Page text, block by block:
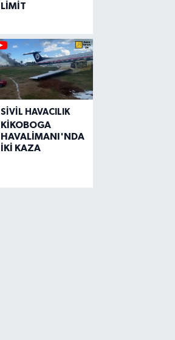
LİMİT
SIVIL HAVACILIK
KİKOBOGA
HAVALİMANI'NDA
İKİ KAZA